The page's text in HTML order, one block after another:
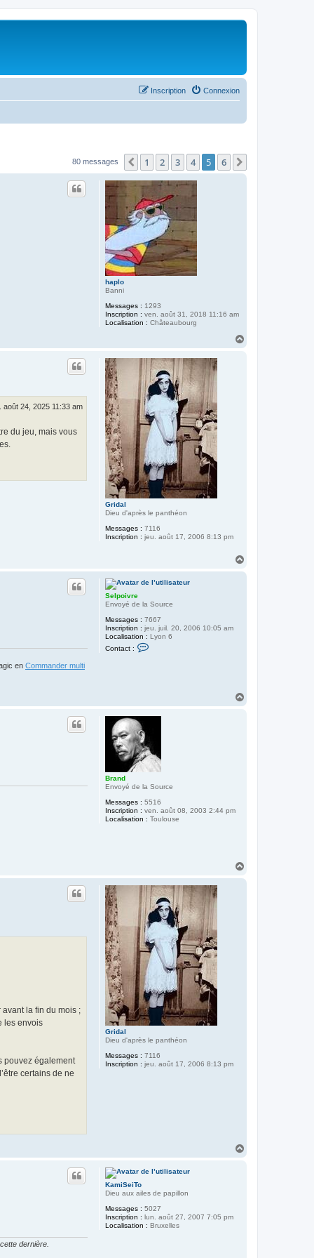
Connexion
Inscription
80 messages Précédent
1 2 3 4 5 6
haplo
Banni
Messages : 1293
Inscription : ven. août 31, 2018 11:16 am
Localisation : Châteaubourg
Gridal
Dieu d'après le panthéon
Messages : 7116
Inscription : jeu. août 17, 2006 8:13 pm
août 24, 2025 11:33 am
du jeu, mais vous
Selpoivre
Envoyé de la Source
Messages : 7667
Inscription : jeu. juil. 20, 2006 10:05 am
Localisation : Lyon 6
Contact :
o
v
e
en Commander multi
Brand
Envoyé de la Source
Messages : 5516
Inscription : ven. août 08, 2003 2:44 pm
Localisation : Toulouse
Gridal
Dieu d'après le panthéon
Messages : 7116
Inscription : jeu. août 17, 2006 8:13 pm
la fin du mois ;
les envois
pouvez également
certains de ne
KamiSeiTo
Dieu aux ailes de papillon
Messages : 5027
Inscription : lun. août 27, 2007 7:05 pm
Localisation : Bruxelles
dernière.